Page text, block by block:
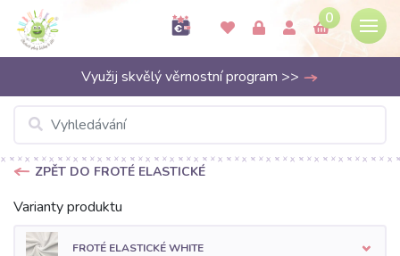
0
Využij skvělý věrnostní program >>
ZPĚT DO FROTÉ ELASTICKÉ
Varianty produktu
FROTÉ ELASTICKÉ WHITE